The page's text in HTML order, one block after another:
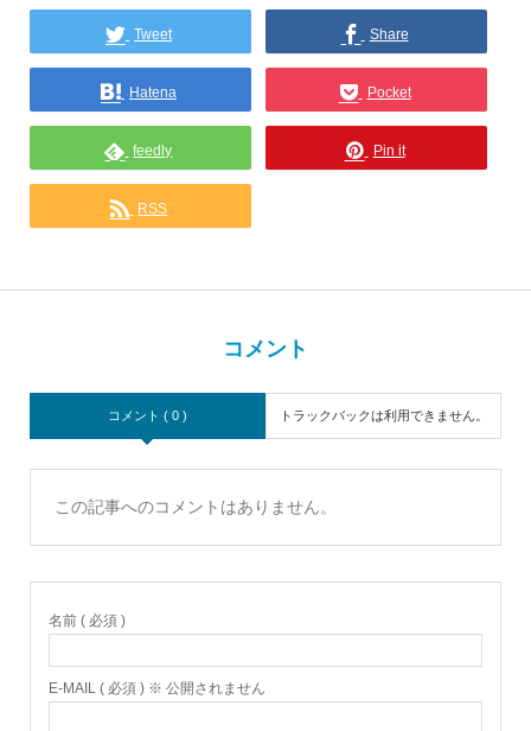
Tweet Share
Hatena Pocket
feedly Pin it
RSS
コメント
コメント ( 0 ) トラックバックは利用できません。
この記事へのコメントはありません。
名前 ( 必須 )
E-MAIL ( 必須 ) ※ 公開されません